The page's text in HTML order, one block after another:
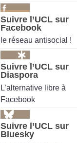
Suivre l’UCL sur
Facebook
le réseau antisocial !
Suivre l’UCL sur
Diaspora
L’alternative libre à
Facebook
Suivre l’UCL sur
Bluesky